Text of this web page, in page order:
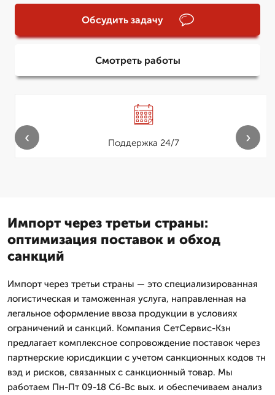
Обсудить задачу
Смотреть работы
Поддержка 24/7
‹ ›
Импорт через третьи страны:
оптимизация поставок и обход
санкций
Импорт через третьи страны — это специализированная
логистическая и таможенная услуга, направленная на
легальное оформление ввоза продукции в условиях
ограничений и санкций. Компания СетСервис-Кзн
предлагает комплексное сопровождение поставок через
партнерские юрисдикции с учетом санкционных кодов тн
вэд и рисков, связанных с санкционный товар. Мы
работаем Пн-Пт 09-18 Сб-Вс вых. и обеспечиваем анализ